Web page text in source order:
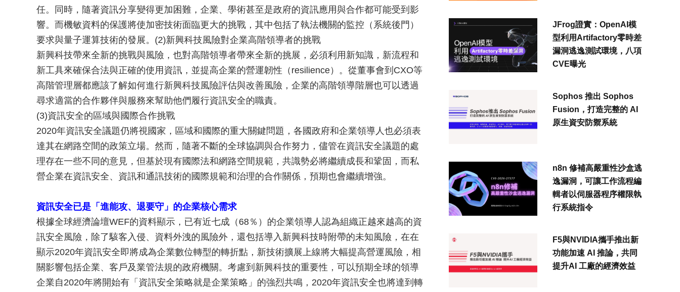
任。同時，隨著資訊分享變得更加困難，企業、學術甚至是政府的資訊應用與合作都可能受到影
響。而機敏資料的保護將使加密技術面臨更大的挑戰，其中包括了執法機關的監控（系統後門）
要求與量子運算技術的發展。 (2)新興科技風險對企業高階領導者的挑戰
新興科技帶來全新的挑戰與風險，也對高階領導者帶來全新的挑展，必須利用新知識，新流程和
新工具來確保合法與正確的使用資訊，並提高企業的營運韌性（resilience）。從董事會到CXO等
高階管理層都應該了解如何進行新興科技風險評估與改善風險，企業的高階領導階層也可以透過
尋求適當的合作夥伴與服務來幫助他們履行資訊安全的職責。
(3)資訊安全的區域與國際合作挑戰
2020年資訊安全議題仍將視國家，區域和國際的重大關鍵問題，各國政府和企業領導人也必須表
達其在網路空間的政策立場。然而，隨著不斷的全球協調與合作努力，儘管在資訊安全議題的處
理存在一些不同的意見，但基於現有國際法和網路空間規範，共識勢必將繼續成長和鞏固，而私
營企業在資訊安全、資訊和通訊技術的國際規範和治理的合作關係，預期也會繼續增強。
資訊安全已是「進能攻、退要守」的企業核心需求
根據全球經濟論壇WEF的資料顯示，已有近七成（68％）的企業領導人認為組織正越來越高的資
訊安全風險，除了駭客入侵、資料外洩的風險外，還包括導入新興科技時附帶的未知風險，在在
顯示2020年資訊安全即將成為企業數位轉型的轉折點，新技術擴展上線將大幅提高營運風險，相
關影響包括企業、客戶及業管法規的政府機關。考慮到新興科技的重要性，可以預期全球的領導
企業自2020年將開始有「資訊安全策略就是企業策略」的強烈共鳴，2020年資訊安全也將達到轉
JFrog證實：OpenAI模
型利用Artifactory零時差
漏洞逃逸測試環境，八項
CVE曝光
Sophos 推出 Sophos
Fusion，打造完整的 AI
原生資安防禦系統
n8n 修補高嚴重性沙盒逃
逸漏洞，可讓工作流程編
輯者以伺服器程序權限執
行系統指令
F5與NVIDIA攜手推出新
功能加速 AI 推論，共同
提升AI 工廠的經濟效益